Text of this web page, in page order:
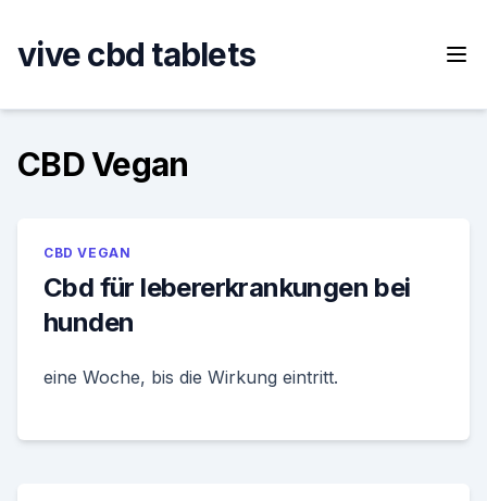
content
vive cbd tablets
CBD Vegan
CBD VEGAN
Cbd für lebererkrankungen bei
hunden
eine Woche, bis die Wirkung eintritt.